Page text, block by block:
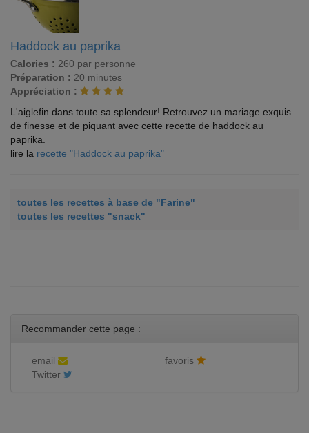
Haddock au paprika
Calories : 260 par personne
Préparation : 20 minutes
Appréciation :
L'aiglefin dans toute sa splendeur! Retrouvez un mariage exquis
de finesse et de piquant avec cette recette de haddock au
paprika.
lire la recette "Haddock au paprika"
toutes les recettes à base de "Farine"
toutes les recettes "snack"
Recommander cette page :
email
favoris
Twitter